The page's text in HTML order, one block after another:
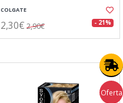
COLGATE
2,30€ 2,90€ - 21%
Oferta